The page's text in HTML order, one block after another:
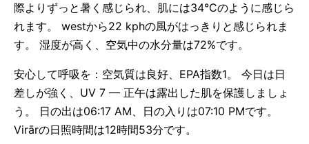
際よりずっと暑く感じられ、肌には34°Cのように感じら
れます。 westから22 kphの風がはっきりと感じられま
す。 湿度が高く、空気中の水分量は72%です。
安心して呼吸を：空気質は良好、EPA指数1。 今日は日
差しが強く、UV 7 — 正午は露出した肌を保護しましょ
う。 日の出は06:17 AM、日の入りは07:10 PMです。
Virārの日照時間は12時間53分です。